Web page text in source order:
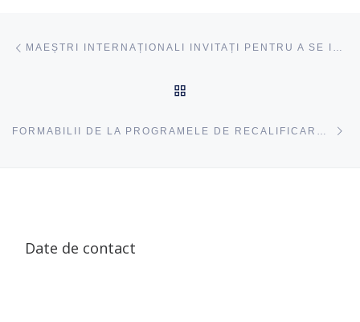
MAEȘTRI INTERNAȚIONALI INVITAȚI PENTRU A SE IMPLICA ÎN FORMAREA FORMATORILOR CFCL
Date de contact